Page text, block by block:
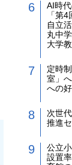
AI時
「第
自立
丸中
大学
定時
室」
への
次世
推進
公立
設置